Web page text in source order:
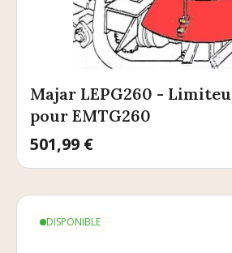
Majar LEPG260 -
pour EMTG260
Prix
501,99 €
DISPONIBLE